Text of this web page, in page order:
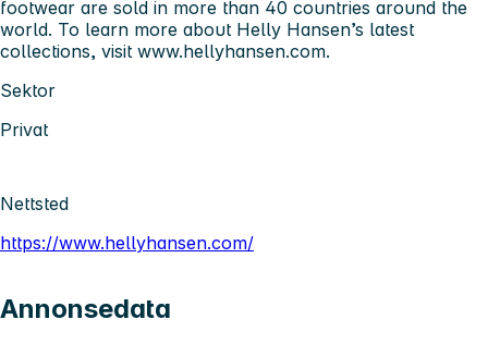
footwear are sold in more than 40 countries around the
world. To learn more about Helly Hansen’s latest
collections, visit www.hellyhansen.com.
Sektor
Privat
Nettsted
https://www.hellyhansen.com/
Annonsedata